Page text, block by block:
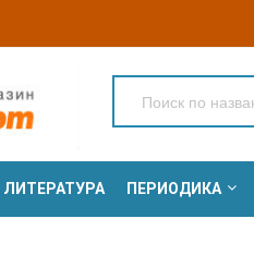
ПЕРИОДИКА